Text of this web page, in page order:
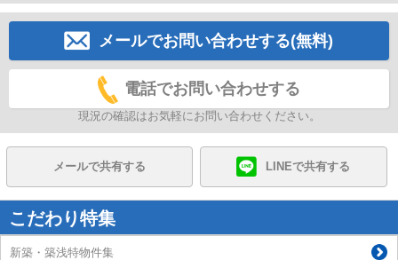
メールでお問い合わせする(無料)
電話でお問い合わせする
現況の確認はお気軽にお問い合わせください。
メールで共有する LINEで共有する
こだわり特集
新築・築浅特物件集